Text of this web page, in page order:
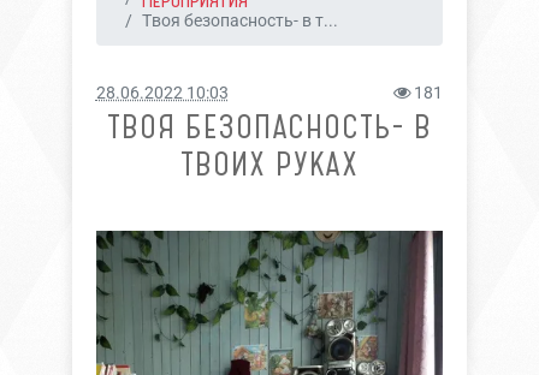
Твоя безопасность- в т...
28.06.2022 10:03 181
ТВОЯ БЕЗОПАСНОСТЬ- В
ТВОИХ РУКАХ